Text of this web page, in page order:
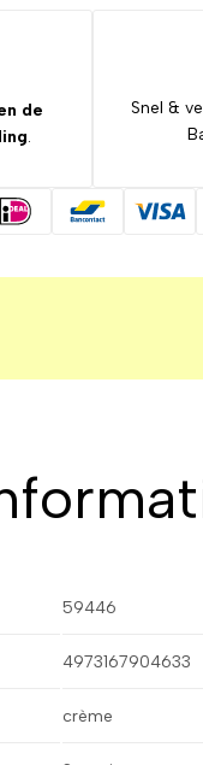
de
.
Snel &
59446
4973167904633
crème